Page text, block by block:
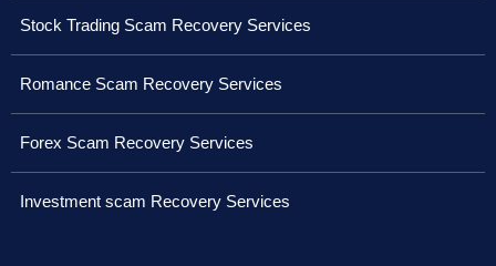
Stock Trading Scam Recovery Services
Romance Scam Recovery Services
Forex Scam Recovery Services
Investment scam Recovery Services